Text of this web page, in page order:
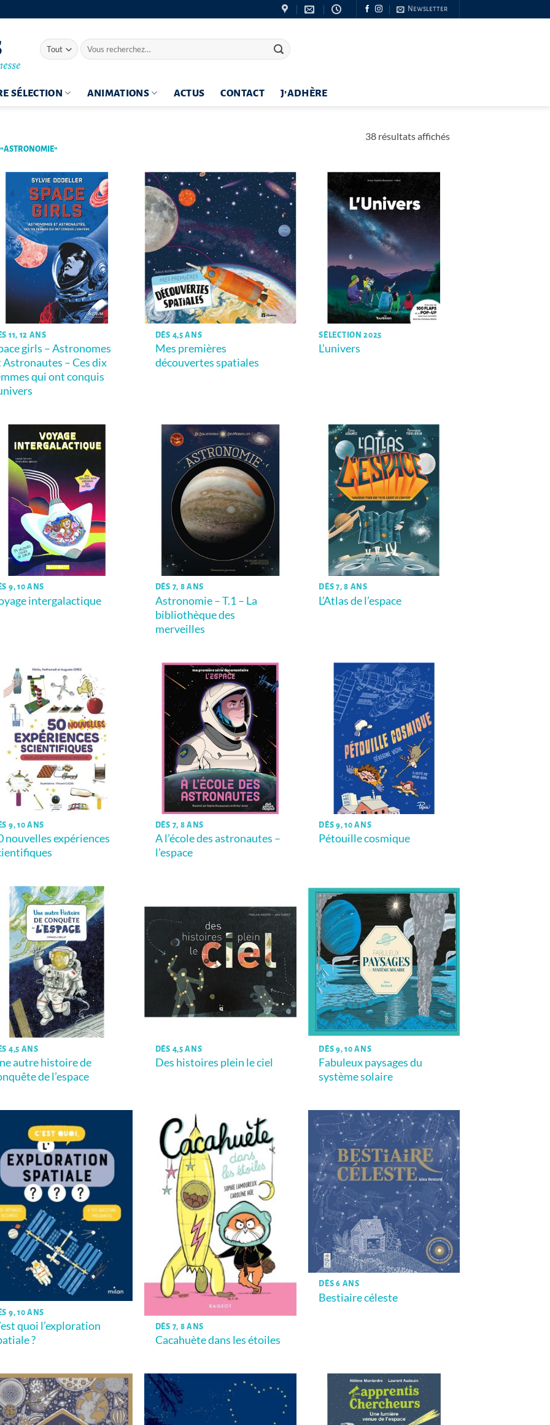
Newsletter
Recherche
pour :
SÉLECTION ANIMATIONS ACTUS CONTACT J’ADHÈRE
38 résultats affichésTrié
11, 12 ANS
girls – Astronomes
Astronautes – Ces dix
qui ont conquis
DÈS 4,5 ANS
Mes premières
découvertes spatiales
SÉLECTION 2025
L’univers
9, 10 ANS
intergalactique
DÈS 7, 8 ANS
Astronomie – T.1 – La
bibliothèque des
merveilles
DÈS 7, 8 ANS
L’Atlas de l’espace
9, 10 ANS
nouvelles expériences
DÈS 7, 8 ANS
A l’école des astronautes –
l’espace
DÈS 9, 10 ANS
Pétouille cosmique
4,5 ANS
autre histoire de
de l’espace
DÈS 4,5 ANS
Des histoires plein le ciel
DÈS 9, 10 ANS
Fabuleux paysages du
système solaire
9, 10 ANS
quoi l’exploration
?
DÈS 7, 8 ANS
Cacahuète dans les étoiles
DÈS 6 ANS
Bestiaire céleste